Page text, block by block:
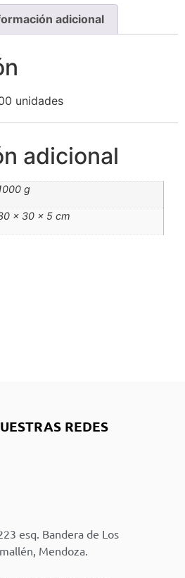
adicional
unidades
adicional
g
× 30 × 5 cm
REDES
esq. Bandera de Los
Mendoza.